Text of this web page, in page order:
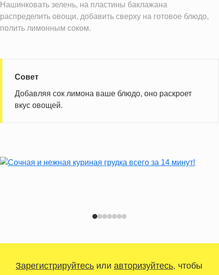
Нашинковать зелень, на пластины баклажана
распределить овощи, добавить сверху на готовое блюдо,
полить лимонным соком.
Совет
Добавляя сок лимона ваше блюдо, оно раскроет
вкус овощей.
Зарегистрируйтесь или авторизуйтесь, чтобы